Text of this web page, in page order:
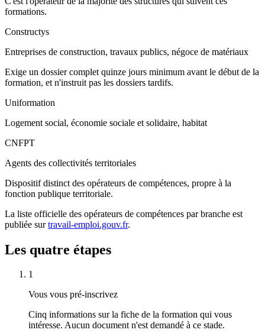
formations.
Constructys
Entreprises de construction, travaux publics, négoce de matériaux
Exige un dossier complet quinze jours minimum avant le début de la
formation, et n'instruit pas les dossiers tardifs.
Uniformation
Logement social, économie sociale et solidaire, habitat
CNFPT
Agents des collectivités territoriales
Dispositif distinct des opérateurs de compétences, propre à la
fonction publique territoriale.
La liste officielle des opérateurs de compétences par branche est
publiée surtravail-emploi.gouv.fr.
Les quatre étapes
1
Vous vous pré-inscrivez
Cinq informations sur la fiche de la formation qui vous
intéresse. Aucun document n'est demandé à ce stade.